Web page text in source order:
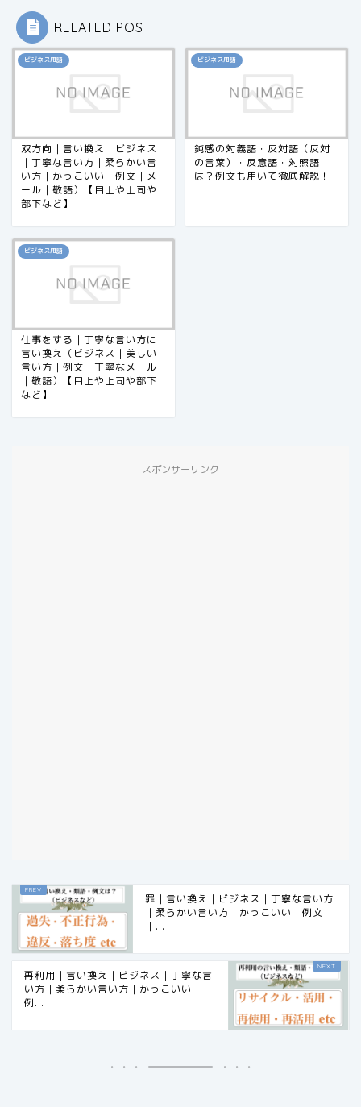
RELATED POST
ビジネス用語
双方向｜言い換え｜ビジネス
｜丁寧な言い方｜柔らかい言
い方｜かっこいい｜例文｜メ
ール｜敬語）【目上や上司や
部下など】
ビジネス用語
鈍感の対義語・反対語（反対
の言葉）・反意語・対照語
は？例文も用いて徹底解説！
ビジネス用語
仕事をする｜丁寧な言い方に
言い換え（ビジネス｜美しい
言い方｜例文｜丁寧なメール
｜敬語）【目上や上司や部下
など】
スポンサーリンク
罪｜言い換え｜ビジネス｜丁寧な言い方
｜柔らかい言い方｜かっこいい｜例文
｜...
再利用｜言い換え｜ビジネス｜丁寧な言
い方｜柔らかい言い方｜かっこいい｜
例...